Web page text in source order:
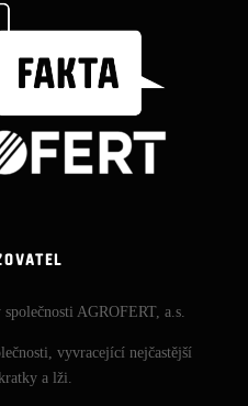
AGROFERT, a.s.
vyvracející nejčastější
a lži.